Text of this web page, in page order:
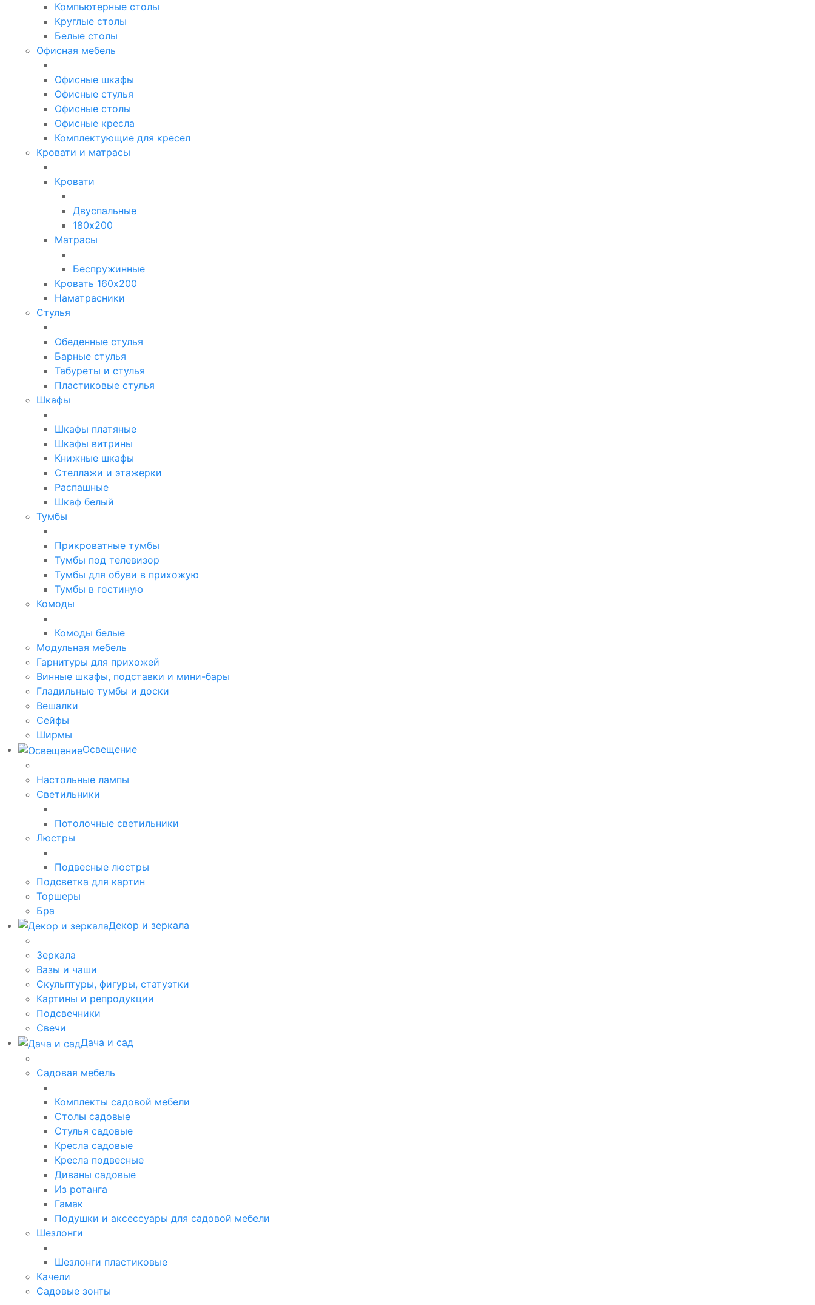
Компьютерные столы
Круглые столы
Белые столы
Офисная мебель
Офисные шкафы
Офисные стулья
Офисные столы
Офисные кресла
Комплектующие для кресел
Кровати и матрасы
Кровати
Двуспальные
180х200
Матрасы
Беспружинные
Кровать 160х200
Наматрасники
Стулья
Обеденные стулья
Барные стулья
Табуреты и стулья
Пластиковые стулья
Шкафы
Шкафы платяные
Шкафы витрины
Книжные шкафы
Стеллажи и этажерки
Распашные
Шкаф белый
Тумбы
Прикроватные тумбы
Тумбы под телевизор
Тумбы для обуви в прихожую
Тумбы в гостиную
Комоды
Комоды белые
Модульная мебель
Гарнитуры для прихожей
Винные шкафы, подставки и мини-бары
Гладильные тумбы и доски
Вешалки
Сейфы
Ширмы
Освещение
Настольные лампы
Светильники
Потолочные светильники
Люстры
Подвесные люстры
Подсветка для картин
Торшеры
Бра
Декор и зеркала
Зеркала
Вазы и чаши
Скульптуры, фигуры, статуэтки
Картины и репродукции
Подсвечники
Свечи
Дача и сад
Садовая мебель
Комплекты садовой мебели
Столы садовые
Стулья садовые
Кресла садовые
Кресла подвесные
Диваны садовые
Из ротанга
Гамак
Подушки и аксессуары для садовой мебели
Шезлонги
Шезлонги пластиковые
Качели
Садовые зонты